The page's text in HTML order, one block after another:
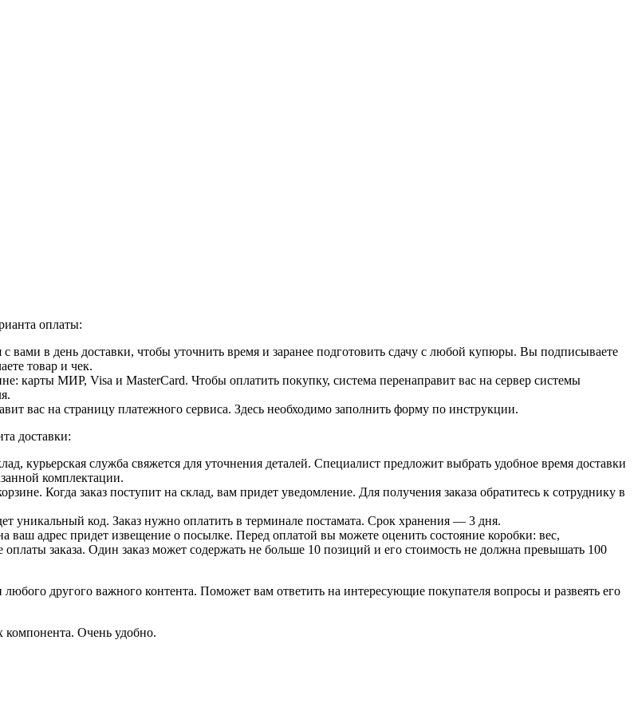
оплаты:
вами в день доставки, чтобы уточнить время и заранее подготовить сдачу с любой купюры. Вы подписываете
товар и чек.
карты МИР, Visa и MasterCard. Чтобы оплатить покупку, система перенаправит вас на сервер системы
вас на страницу платежного сервиса. Здесь необходимо заполнить форму по инструкции.
доставки:
курьерская служба свяжется для уточнения деталей. Специалист предложит выбрать удобное время доставки
комплектации.
Когда заказ поступит на склад, вам придет уведомление. Для получения заказа обратитесь к сотруднику в
уникальный код. Заказ нужно оплатить в терминале постамата. Срок хранения — 3 дня.
ваш адрес придет извещение о посылке. Перед оплатой вы можете оценить состояние коробки: вес,
заказа. Один заказ может содержать не больше 10 позиций и его стоимость не должна превышать 100
другого важного контента. Поможет вам ответить на интересующие покупателя вопросы и развеять его
компонента. Очень удобно.